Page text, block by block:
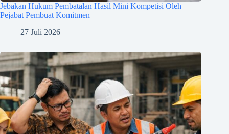
Jebakan Hukum Pembatalan Hasil Mini Kompetisi Oleh
Pejabat Pembuat Komitmen
27 Juli 2026